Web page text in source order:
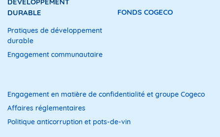
DURABLE
Pratiques de développement
durable
Engagement communautaire
FONDS COGECO
Engagement en matière de confidentialité et groupe Cogeco
Affaires réglementaires
Politique anticorruption et pots-de-vin